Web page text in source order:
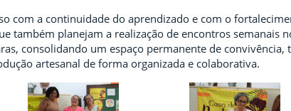
com a continuidade do aprendizado e com o
também planejam a realização de encontros semanais
consolidando um espaço permanente de convivência,
artesanal de forma organizada e colaborativa.